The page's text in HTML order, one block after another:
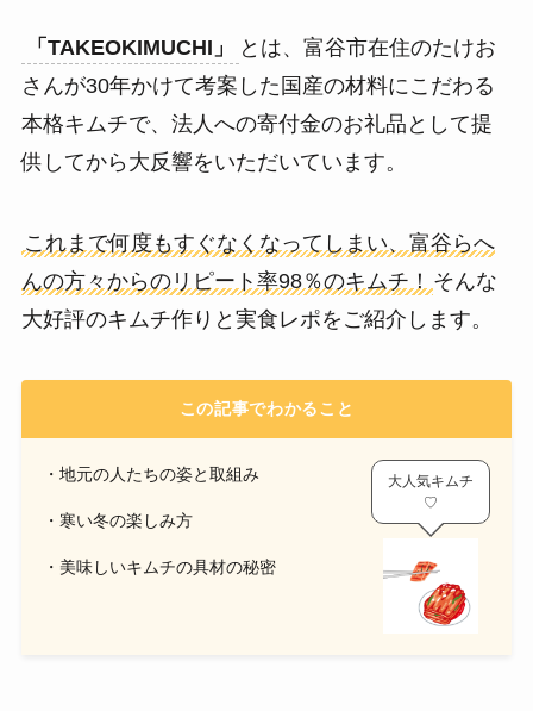
「TAKEOKIMUCHI」
とは、富谷市在住のたけお
さんが30年かけて考案した国産の材料にこだわる
本格キムチで、法人への寄付金のお礼品として提
供してから大反響をいただいています。
これまで何度もすぐなくなってしまい、富谷らへ
んの方々からのリピート率98％のキムチ！ そんな
大好評のキムチ作りと実食レポをご紹介します。
この記事でわかること
・地元の人たちの姿と取組み
・寒い冬の楽しみ方
・美味しいキムチの具材の秘密
大人気キムチ
♡